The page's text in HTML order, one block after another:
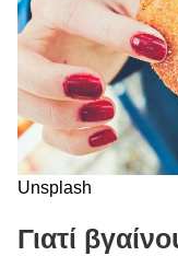
Unsplash
Γιατί